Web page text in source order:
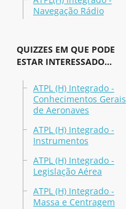
Navegação Rádio
QUIZZES EM QUE PODE
ESTAR INTERESSADO...
ATPL (H) Integrado -
Conhecimentos Gerais
de Aeronaves
ATPL (H) Integrado -
Instrumentos
ATPL (H) Integrado -
Legislação Aérea
ATPL (H) Integrado -
Massa e Centragem